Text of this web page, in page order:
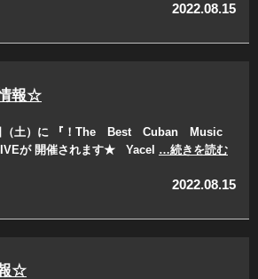
2022.08.15
報☆
日（土）に 『！The Best Cuban Music
が 開催されます★ Yacel …続きを読む
2022.08.15
☆